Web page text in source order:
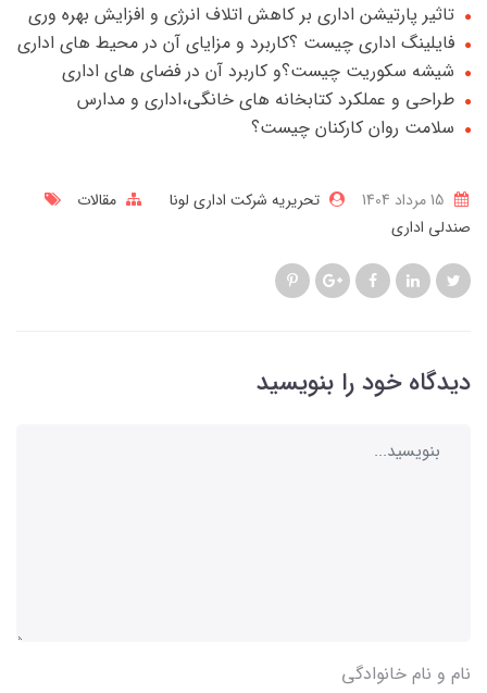
تاثیر پارتیشن اداری بر کاهش اتلاف انرژی و افزایش بهره وری
فایلینگ اداری چیست ؟کاربرد و مزایای آن در محیط های اداری
شیشه سکوریت چیست؟و کاربرد آن در فضای های اداری
طراحی و عملکرد کتابخانه های خانگی،اداری و مدارس
سلامت روان کارکنان چیست؟
تحریریه شرکت اداری لونا
مقالات
صندلی اداری
دیدگاه خود را بنویسید
نام و نام خانوادگی